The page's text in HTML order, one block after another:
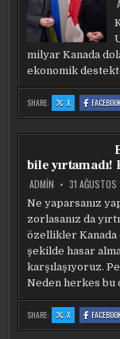
milyar Kanada
ekonomik
SHARE: X:
KANADA’DAN
UKRAYNA’YA
MILYAR
bile
ADMIN 31
Ne yaparsanız
zorlasanız da
özellikler Kanada
şekilde hasar
karşılaşıyoruz.
Neden herkes bu
SHARE: X:
BÜKEMEDI,
KATLAYAMADI,